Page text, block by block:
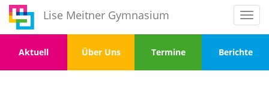
Direkt
zum
Inhalt
Lise Meitner Gymnasium
Menu
1
Aktuell
Menu
2
Über Uns
Menu
3
Termine
Menu
4
Berichte